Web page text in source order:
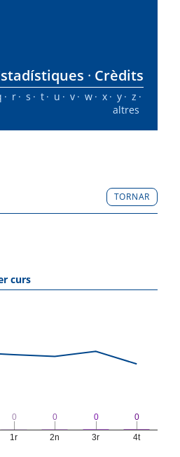
Crèdits
r s t u v w x y
z
altres
TORNAR
curs
1r 2n 3r 4t
0
0 0
0 0
0 0
0